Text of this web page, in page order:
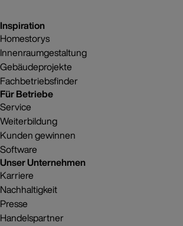
Inspiration
Homestorys
Innenraumgestaltung
Gebäudeprojekte
Fachbetriebsfinder
Für Betriebe
Service
Weiterbildung
Kunden gewinnen
Software
Unser Unternehmen
Karriere
Nachhaltigkeit
Presse
Handelspartner